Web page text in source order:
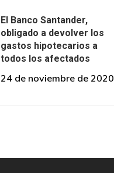
El Banco Santander,
obligado a devolver los
gastos hipotecarios a
todos los afectados
24 de noviembre de 2020